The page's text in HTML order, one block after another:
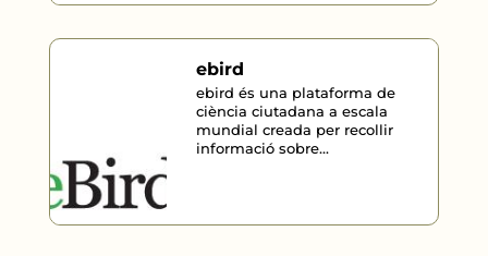
ebird
ebird és una plataforma de
ciència ciutadana a escala
mundial creada per recollir
informació sobre...